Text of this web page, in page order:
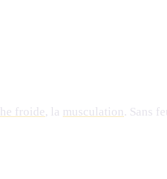
froide, la musculation . Sans